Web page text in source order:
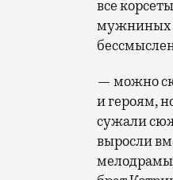
все
мужниных
— можно
и героям,
сужали
выросли
мелодрамы